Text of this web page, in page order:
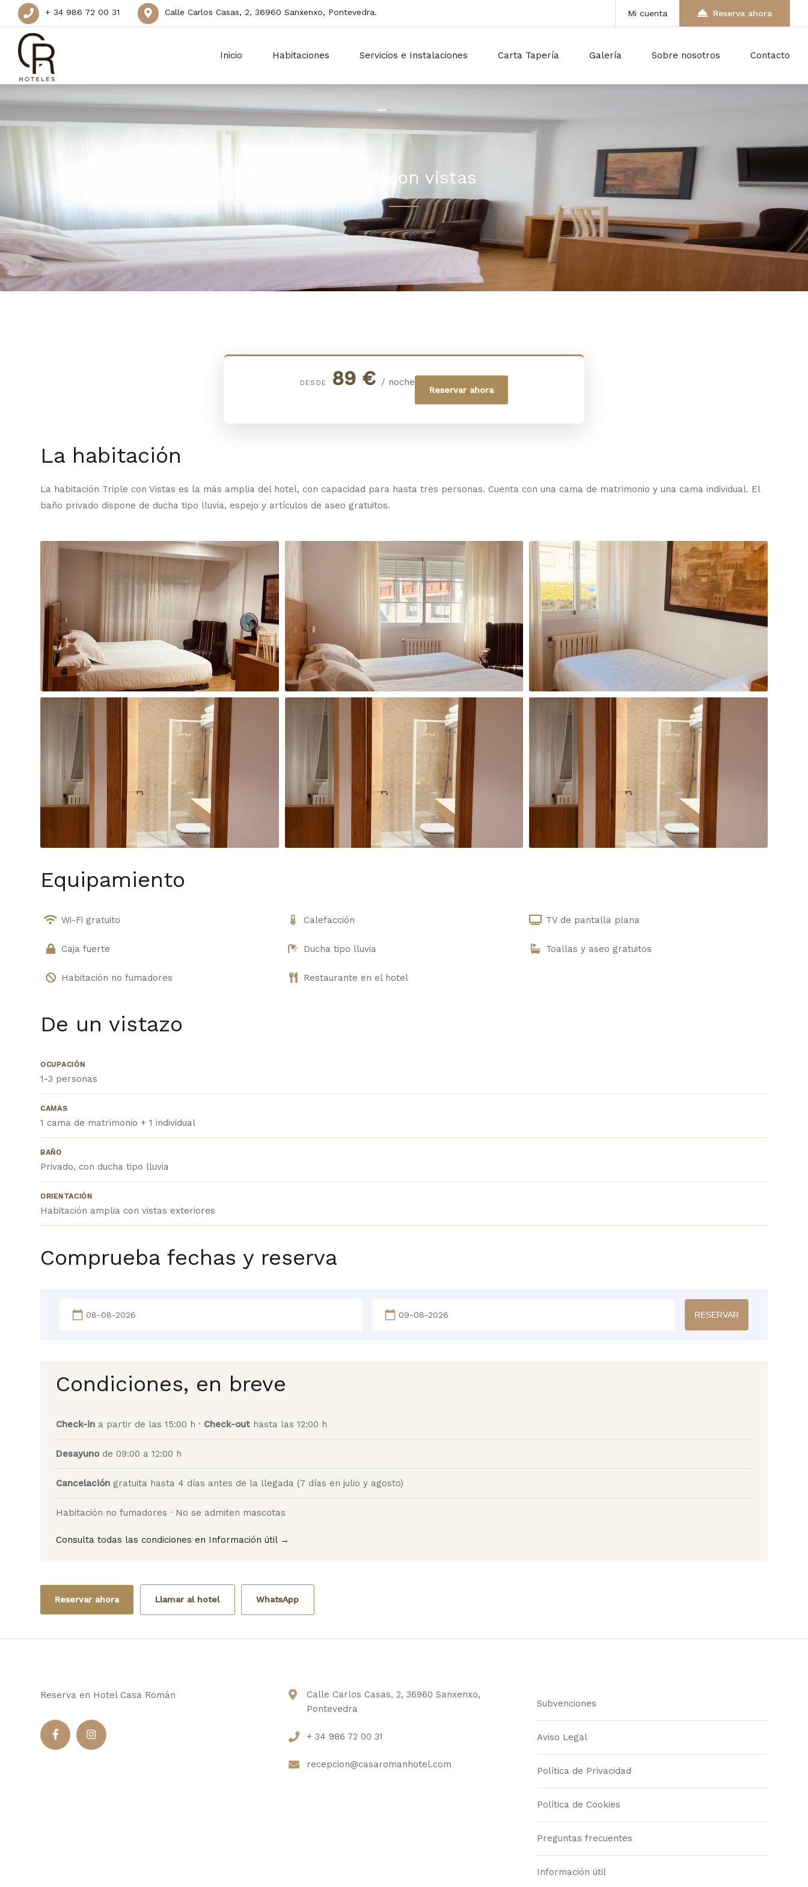
+ 34 986 72 00 31 Calle Carlos Casas, 2, 36960 Sanxenxo, Pontevedra. Mi cuenta Reserva ahora
Inicio Habitaciones Servicios e Instalaciones Carta Tapería Galería Sobre nosotros Contacto
Triple con vistas
DESDE 89 € / noche
Reservar ahora
La habitación
La habitación Triple con Vistas es la más amplia del hotel, con capacidad para hasta tres personas. Cuenta con una cama de matrimonio y una cama individual. El
baño privado dispone de ducha tipo lluvia, espejo y artículos de aseo gratuitos.
Equipamiento
Wi-Fi gratuito Calefacción TV de pantalla plana
Caja fuerte Ducha tipo lluvia Toallas y aseo gratuitos
Habitación no fumadores Restaurante en el hotel
De un vistazo
OCUPACIÓN
1-3 personas
CAMAS
1 cama de matrimonio + 1 individual
BAÑO
Privado, con ducha tipo lluvia
ORIENTACIÓN
Habitación amplia con vistas exteriores
Comprueba fechas y reserva
calendar_today calendar_today RESERVAR
Condiciones, en breve
Check-ina partir de las 15:00 h · Check-outhasta las 12:00 h
Desayunode 09:00 a 12:00 h
Cancelacióngratuita hasta 4 días antes de la llegada (7 días en julio y agosto)
Habitación no fumadores · No se admiten mascotas
Consulta todas las condiciones en Información útil →
Reservar ahora Llamar al hotel WhatsApp
Reserva en Hotel Casa Román
Calle Carlos Casas, 2, 36960 Sanxenxo,
Pontevedra
+ 34 986 72 00 31
recepcion@casaromanhotel.com
Subvenciones
Aviso Legal
Política de Privacidad
Política de Cookies
Preguntas frecuentes
Información útil